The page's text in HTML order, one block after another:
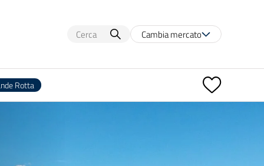
Cambia mercato
Rotta